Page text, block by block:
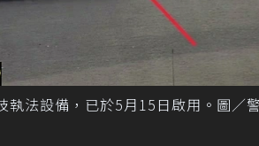
執法設備，已於5月15日啟用。圖／